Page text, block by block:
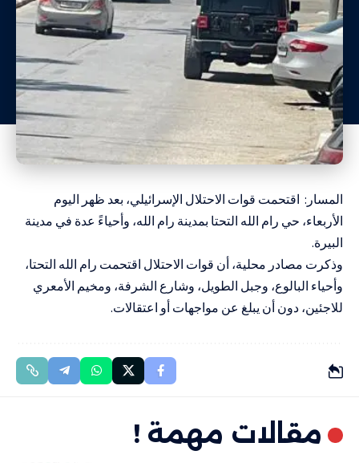
المسار: اقتحمت قوات الاحتلال الإسرائيلي، بعد ظهر اليوم
الأربعاء، حي رام الله التحتا بمدينة رام الله، وأحياءً عدة في مدينة
البيرة.
وذكرت مصادر محلية، أن قوات الاحتلال اقتحمت رام الله التحتا،
وأحياء البالوع، وجبل الطويل، وشارع الشرفة، ومخيم الأمعري
للاجئين، دون أن يبلغ عن مواجهات أو اعتقالات.
مقالات مهمة !